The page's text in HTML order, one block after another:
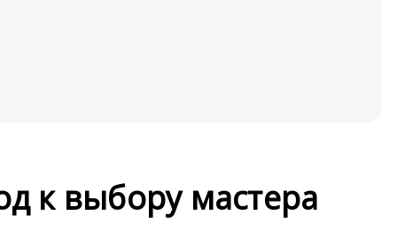
к выбору мастера